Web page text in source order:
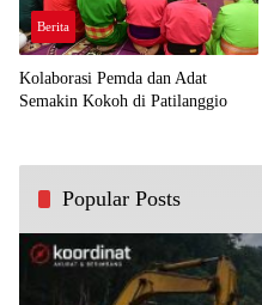
Berita
Kolaborasi Pemda dan Adat
Semakin Kokoh di Patilanggio
Popular Posts